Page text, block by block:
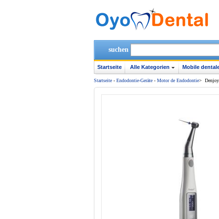
suchen
Startseite Alle Kategorien Mobile
Startseite - Endodontie-Geräte - Motor de Endodontie>